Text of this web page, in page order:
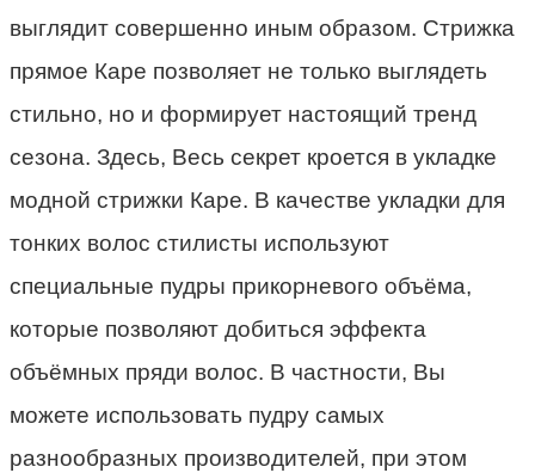
выглядит совершенно иным образом. Стрижка
прямое Каре позволяет не только выглядеть
стильно, но и формирует настоящий тренд
сезона. Здесь, Весь секрет кроется в укладке
модной стрижки Каре. В качестве укладки для
тонких волос стилисты используют
специальные пудры прикорневого объёма,
которые позволяют добиться эффекта
объёмных пряди волос. В частности, Вы
можете использовать пудру самых
разнообразных производителей, при этом